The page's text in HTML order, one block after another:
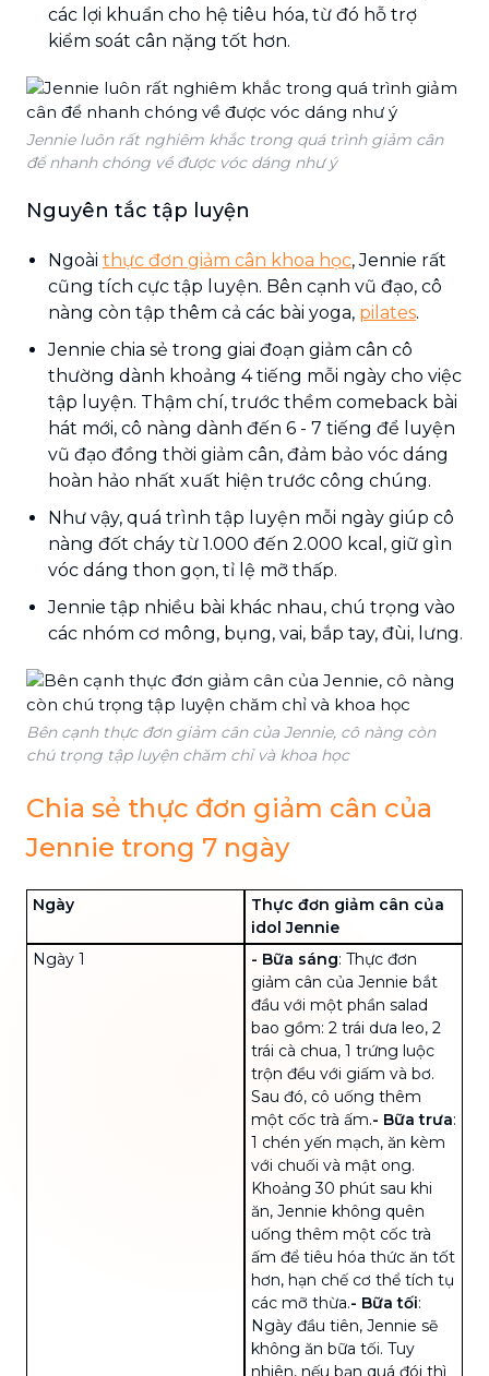
các lợi khuẩn cho hệ tiêu hóa, từ đó hỗ trợ
kiểm soát cân nặng tốt hơn.
Jennie luôn rất nghiêm khắc trong quá trình giảm cân
để nhanh chóng về được vóc dáng như ý
Nguyên tắc tập luyện
Ngoài thực đơn giảm cân khoa học, Jennie rất
cũng tích cực tập luyện. Bên cạnh vũ đạo, cô
nàng còn tập thêm cả các bài yoga, pilates.
Jennie chia sẻ trong giai đoạn giảm cân cô
thường dành khoảng 4 tiếng mỗi ngày cho việc
tập luyện. Thậm chí, trước thềm comeback bài
hát mới, cô nàng dành đến 6 - 7 tiếng để luyện
vũ đạo đồng thời giảm cân, đảm bảo vóc dáng
hoàn hảo nhất xuất hiện trước công chúng.
Như vậy, quá trình tập luyện mỗi ngày giúp cô
nàng đốt cháy từ 1.000 đến 2.000 kcal, giữ gìn
vóc dáng thon gọn, tỉ lệ mỡ thấp.
Jennie tập nhiều bài khác nhau, chú trọng vào
các nhóm cơ mông, bụng, vai, bắp tay, đùi, lưng.
Bên cạnh thực đơn giảm cân của Jennie, cô nàng còn
chú trọng tập luyện chăm chỉ và khoa học
Chia sẻ thực đơn giảm cân của
Jennie trong 7 ngày
Ngày
Thực đơn giảm cân của
idol Jennie
Ngày 1
- Bữa sáng: Thực đơn
giảm cân của Jennie bắt
đầu với một phần salad
bao gồm: 2 trái dưa leo, 2
trái cà chua, 1 trứng luộc
trộn đều với giấm và bơ.
Sau đó, cô uống thêm
một cốc trà ấm.- Bữa trưa:
1 chén yến mạch, ăn kèm
với chuối và mật ong.
Khoảng 30 phút sau khi
ăn, Jennie không quên
uống thêm một cốc trà
ấm để tiêu hóa thức ăn tốt
hơn, hạn chế cơ thể tích tụ
các mỡ thừa.- Bữa tối:
Ngày đầu tiên, Jennie sẽ
không ăn bữa tối. Tuy
nhiên, nếu bạn quá đói thì